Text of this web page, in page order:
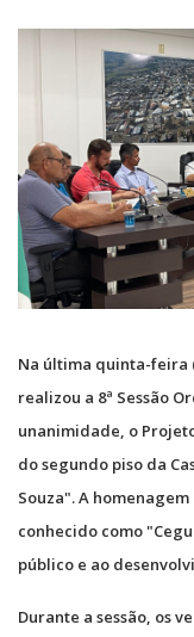
Na última quinta-feira
realizou a 8ª Sessão
unanimidade, o
do segundo piso da
Souza". A
conhecido como
público e ao
Durante a sessão, os